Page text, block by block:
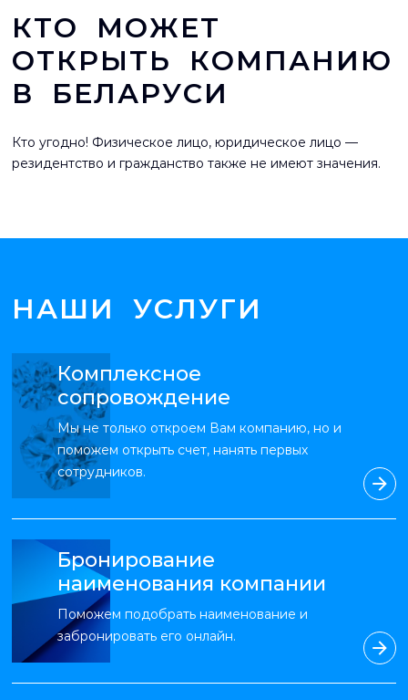
КТО МОЖЕТ
ОТКРЫТЬ КОМПАНИЮ
В БЕЛАРУСИ
Кто угодно! Физическое лицо, юридическое лицо —
резидентство и гражданство также не имеют значения.
НАШИ УСЛУГИ
Комплексное
сопровождение
Мы не только откроем Вам компанию, но и
поможем открыть счет, нанять первых
сотрудников.
Бронирование
наименования компании
Поможем подобрать наименование и
забронировать его онлайн.